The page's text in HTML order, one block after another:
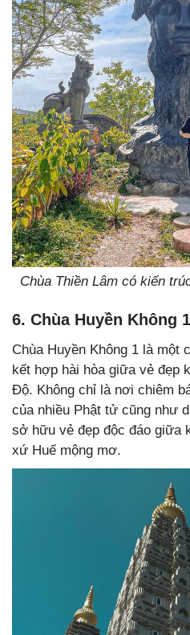
Chùa Thiền Lâm có kiến
6. Chùa Huyền Không 1
Chùa Huyền Không 1 là một
kết hợp hài hòa giữa vẻ đẹp
Độ. Không chỉ là nơi chiêm
của nhiều Phật tử cũng như
sở hữu vẻ đẹp độc đáo giữa
xứ Huế mộng mơ.